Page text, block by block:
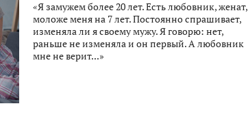
«Я замужем более 20 лет. Есть любовник, женат,
моложе меня на 7 лет. Постоянно спрашивает,
изменяла ли я своему мужу. Я говорю: нет,
раньше не изменяла и он первый. А любовник
мне не верит...»